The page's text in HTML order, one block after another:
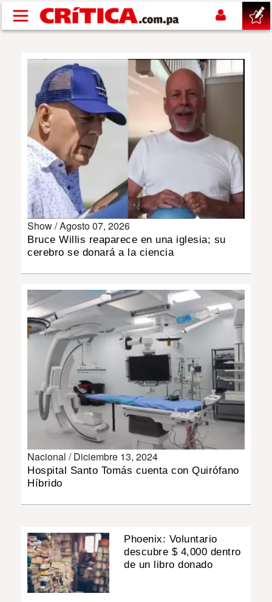
Pasar al contenido principal
SUCESOS
NACIONAL
POLÍTICA
SHOW
DEPORTES
INSÓLITAS
MULTIMEDIA
IMPRESO
Show /Agosto 07, 2026
Bruce Willis reaparece en una iglesia; su
cerebro se donará a la ciencia
Nacional /Diciembre 13, 2024
Hospital Santo Tomás cuenta con Quirófano
Híbrido
Phoenix: Voluntario
descubre $ 4,000 dentro
de un libro donado